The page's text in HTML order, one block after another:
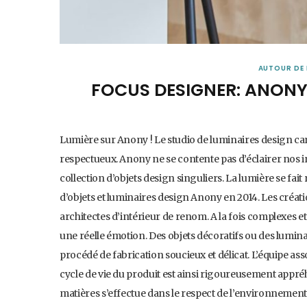
AUTOUR DE
FOCUS DESIGNER:
Lumière sur Anony ! Le studio de luminaires design
respectueux. Anony ne se contente pas d’éclairer
collection d’objets design singuliers. La lumière se
d’objets et luminaires design Anony en 2014. Les
architectes d’intérieur de renom. A la fois complexes
une réelle émotion. Des objets décoratifs ou des
procédé de fabrication soucieux et délicat. L’équipe
cycle de vie du produit est ainsi rigoureusement
matières s’effectue dans le respect de